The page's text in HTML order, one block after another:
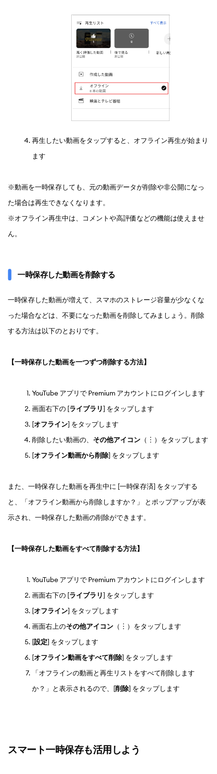
再生したい動画をタップすると、オフライン再生が始まり
ます
※動画を一時保存しても、元の動画データが削除や非公開になっ
た場合は再生できなくなります。
※オフライン再生中は、コメントや高評価などの機能は使えませ
ん。
一時保存した動画を削除する
一時保存した動画が増えて、スマホのストレージ容量が少なくな
った場合などは、不要になった動画を削除してみましょう。削除
する方法は以下のとおりです。
【一時保存した動画を一つずつ削除する方法】
YouTube アプリで Premium アカウントにログインします
画面右下の [ライブラリ] をタップします
[オフライン] をタップします
削除したい動画の、 その他アイコン （︙）をタップします
[オフライン動画から削除] をタップします
また、一時保存した動画を再生中に [一時保存済] をタップする
と、「オフライン動画から削除しますか？」 とポップアップが表
示され、一時保存した動画の削除ができます。
【一時保存した動画をすべて削除する方法】
YouTube アプリで Premium アカウントにログインします
画面右下の [ライブラリ] をタップします
[オフライン] をタップします
画面右上のその他アイコン （︙）をタップします
[設定] をタップします
[オフライン動画をすべて削除] をタップします
「オフラインの動画と再生リストをすべて削除します
か？」と表示されるので、[削除] をタップします
スマート一時保存も活用しよう